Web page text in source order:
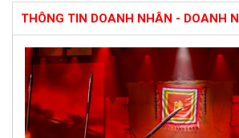
THÔNG TIN DOANH NHÂN - DOANH